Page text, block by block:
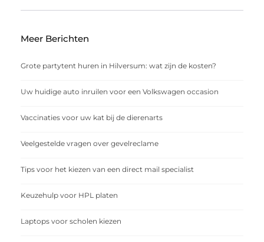
Meer Berichten
Grote partytent huren in Hilversum: wat zijn de kosten?
Uw huidige auto inruilen voor een Volkswagen occasion
Vaccinaties voor uw kat bij de dierenarts
Veelgestelde vragen over gevelreclame
Tips voor het kiezen van een direct mail specialist
Keuzehulp voor HPL platen
Laptops voor scholen kiezen